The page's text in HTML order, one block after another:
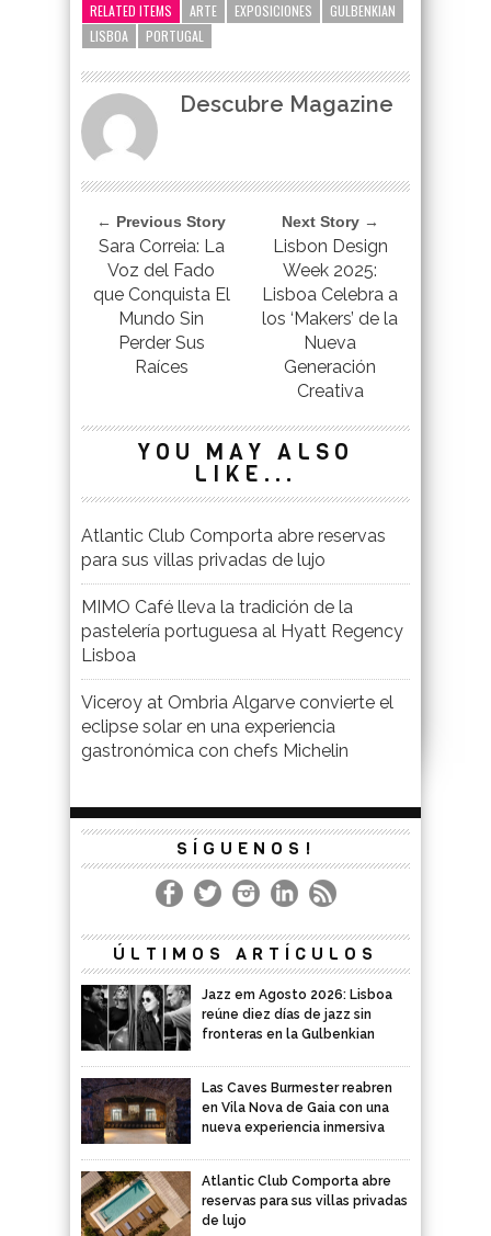
RELATED ITEMS ARTE EXPOSICIONES
GULBENKIAN
LISBOA
PORTUGAL
Descubre Magazine
← Previous Story
Sara Correia: La
Voz del Fado
que Conquista El
Mundo Sin
Perder Sus
Raíces
Next Story →
Lisbon Design
Week 2025:
Lisboa Celebra a
los ‘Makers’ de la
Nueva
Generación
Creativa
YOU MAY ALSO
LIKE...
Atlantic Club Comporta abre reservas
para sus villas privadas de lujo
MIMO Café lleva la tradición de la
pastelería portuguesa al Hyatt Regency
Lisboa
Viceroy at Ombria Algarve convierte el
eclipse solar en una experiencia
gastronómica con chefs Michelin
SÍGUENOS!
ÚLTIMOS ARTÍCULOS
Jazz em Agosto 2026: Lisboa
reúne diez días de jazz sin
fronteras en la Gulbenkian
Las Caves Burmester reabren
en Vila Nova de Gaia con una
nueva experiencia inmersiva
Atlantic Club Comporta abre
reservas para sus villas privadas
de lujo